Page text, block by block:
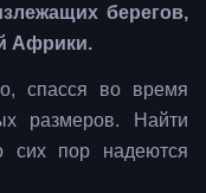
берегов,
Африки.
спасся во время
размеров. Найти
сих пор надеются